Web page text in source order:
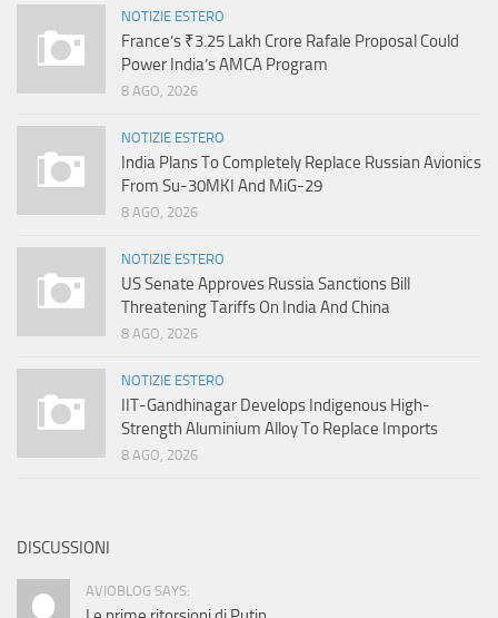
NOTIZIE ESTERO
France’s ₹3.25 Lakh Crore Rafale Proposal Could
Power India’s AMCA Program
8 AGO, 2026
NOTIZIE ESTERO
India Plans To Completely Replace Russian Avionics
From Su-30MKI And MiG-29
8 AGO, 2026
NOTIZIE ESTERO
US Senate Approves Russia Sanctions Bill
Threatening Tariffs On India And China
8 AGO, 2026
NOTIZIE ESTERO
IIT-Gandhinagar Develops Indigenous High-
Strength Aluminium Alloy To Replace Imports
8 AGO, 2026
DISCUSSIONI
AVIOBLOG SAYS: